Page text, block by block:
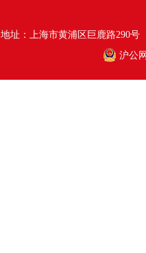
地址：上海市黄浦区巨鹿路290号
沪公